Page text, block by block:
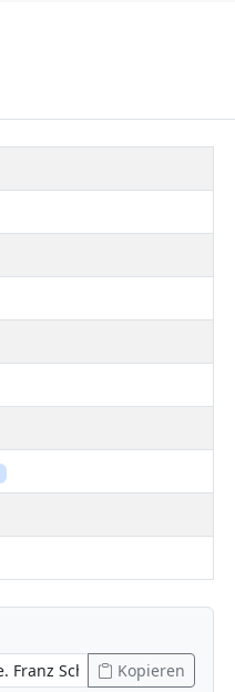
Kopieren